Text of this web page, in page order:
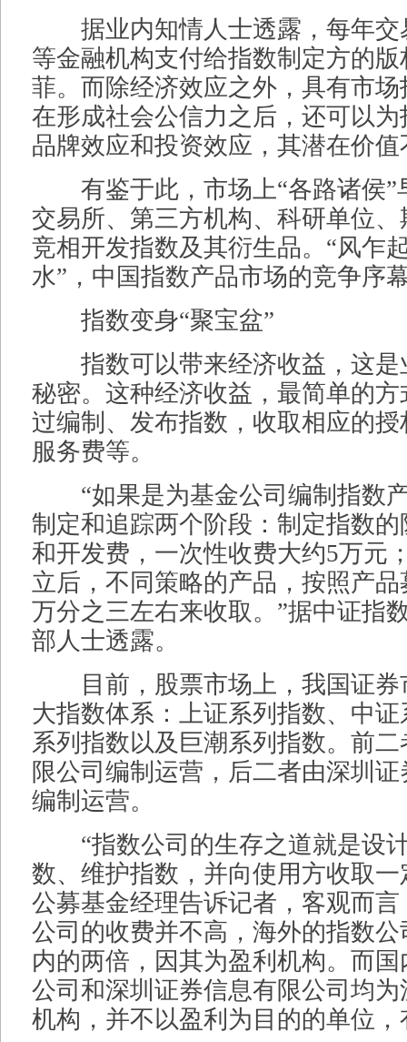
据业内知情人士透露，每年交
等金融机构支付给指数制定方的
菲。而除经济效应之外，具有市
在形成社会公信力之后，还可以
品牌效应和投资效应，其潜在价
有鉴于此，市场上“各路诸侯”
交易所、第三方机构、科研单位
竞相开发指数及其衍生品。“风乍
水”，中国指数产品市场的竞争序
指数变身“聚宝盆”
指数可以带来经济收益，这是
秘密。这种经济收益，最简单的
过编制、发布指数，收取相应的
服务费等。
“如果是为基金公司编制指数
制定和追踪两个阶段：制定指数
和开发费，一次性收费大约5万元
立后，不同策略的产品，按照产
万分之三左右来收取。”据中证指
部人士透露。
目前，股票市场上，我国证券
大指数体系：上证系列指数、中
系列指数以及巨潮系列指数。前
限公司编制运营，后二者由深圳
编制运营。
“指数公司的生存之道就是设
数、维护指数，并向使用方收取一
公募基金经理告诉记者，客观而
公司的收费并不高，海外的指数
内的两倍，因其为盈利机构。而
公司和深圳证券信息有限公司均
机构，并不以盈利为目的的单位